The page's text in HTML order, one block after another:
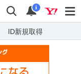
検索 通知
i
ID新規取得